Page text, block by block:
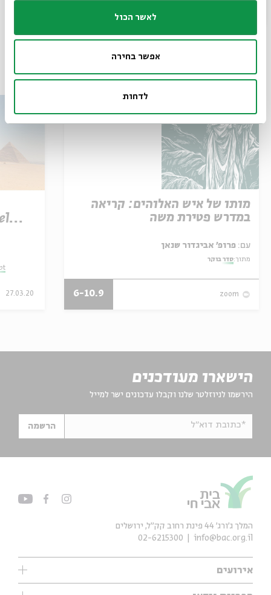
לאשר הכול
אפשר בחירה
לדחות
עוד בבית אבי חי
מותו של איש האלוהים: קריאה
במדרש פטירת משה
עם:
מתוך:סדר בוקר
zoom
6-10.9
27.03.20
הישארו מעודכנים
הירשמו לניוזלטר שלנו וקבלו עדכונים ישר למייל
*כתובת דוא"ל הרשמה
אירועים
המלך ג'ורג' 44 פינת רחוב קק״ל, ירושלים
info@bac.org.il
02-6215300